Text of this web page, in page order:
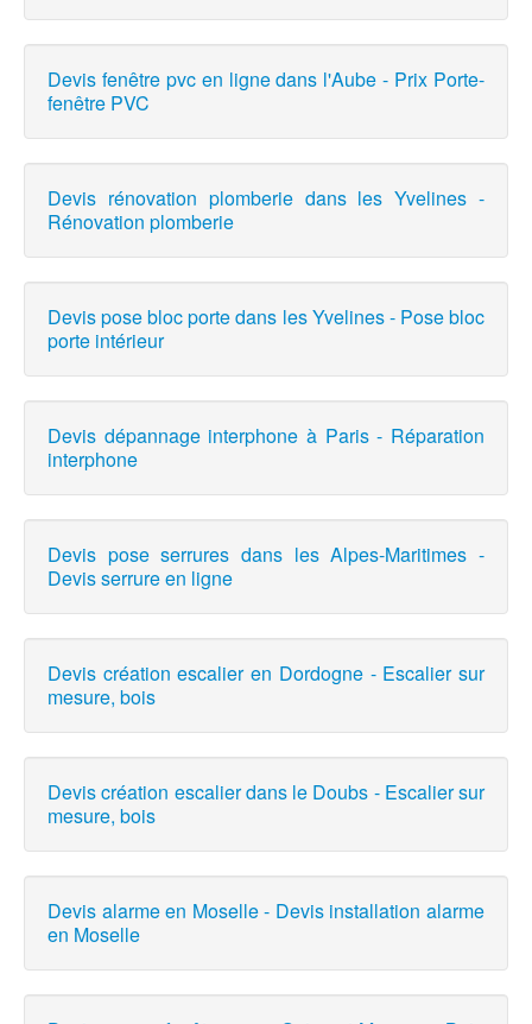
Devis fenêtre pvc en ligne dans l'Aube - Prix Porte-
fenêtre PVC
Devis rénovation plomberie dans les Yvelines -
Rénovation plomberie
Devis pose bloc porte dans les Yvelines - Pose bloc
porte intérieur
Devis dépannage interphone à Paris - Réparation
interphone
Devis pose serrures dans les Alpes-Maritimes -
Devis serrure en ligne
Devis création escalier en Dordogne - Escalier sur
mesure, bois
Devis création escalier dans le Doubs - Escalier sur
mesure, bois
Devis alarme en Moselle - Devis installation alarme
en Moselle